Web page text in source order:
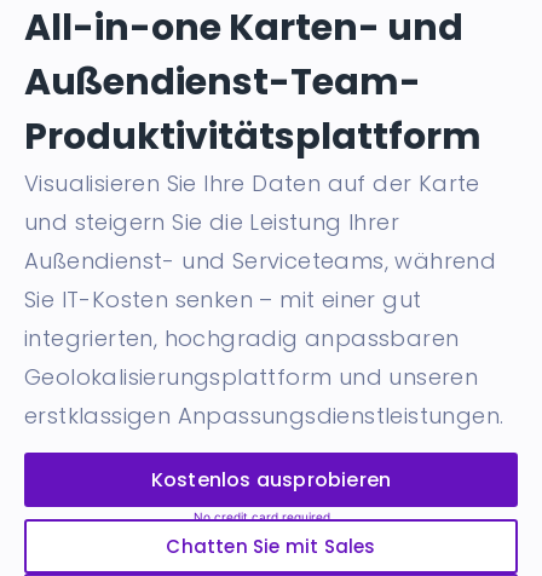
All-in-one Karten- und
Außendienst-Team-
Produktivitätsplattform
Visualisieren Sie Ihre Daten auf der Karte
und steigern Sie die Leistung Ihrer
Außendienst- und Serviceteams, während
Sie IT-Kosten senken – mit einer gut
integrierten, hochgradig anpassbaren
Geolokalisierungsplattform und unseren
erstklassigen Anpassungsdienstleistungen.
Kostenlos ausprobieren
Chatten Sie mit Sales